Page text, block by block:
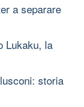
a separare
Lukaku, la
storia